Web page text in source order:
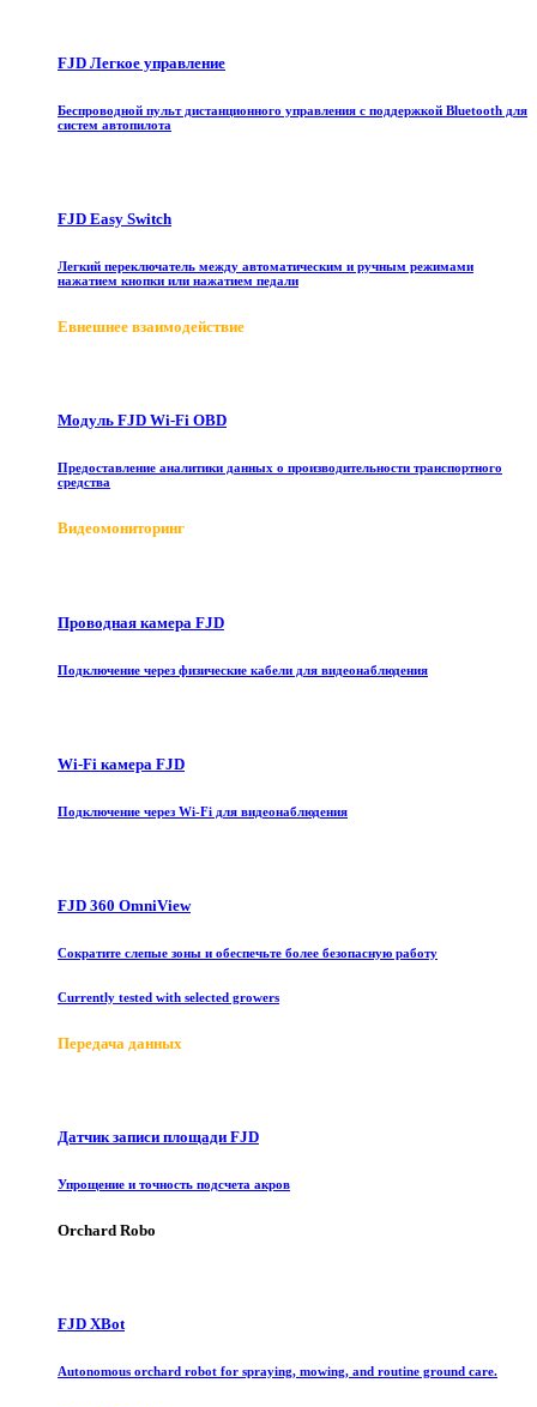
FJD Легкое управление
Беспроводной пульт дистанционного управления с поддержкой Bluetooth для
систем автопилота
FJD Easy Switch
Легкий переключатель между автоматическим и ручным режимами
нажатием кнопки или нажатием педали
Eвнешнее взаимодействие
Модуль FJD Wi-Fi OBD
Предоставление аналитики данных о производительности транспортного
средства
Видеомониторинг
Проводная камера FJD
Подключение через физические кабели для видеонаблюдения
Wi-Fi камера FJD
Подключение через Wi-Fi для видеонаблюдения
FJD 360 OmniView
Сократите слепые зоны и обеспечьте более безопасную работу
Currently tested with selected growers
Передача данных
Датчик записи площади FJD
Упрощение и точность подсчета акров
Orchard Robo
FJD XBot
Autonomous orchard robot for spraying, mowing, and routine ground care.